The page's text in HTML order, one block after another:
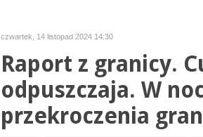
czwartek, 14 listopad 2024 14:30
Raport z granicy.
odpuszczaja. W
przekroczenia